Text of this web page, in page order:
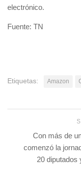
electrónico.
Fuente: TN
Etiquetas: Amazon
Con más de
comenzó la
20 diputados